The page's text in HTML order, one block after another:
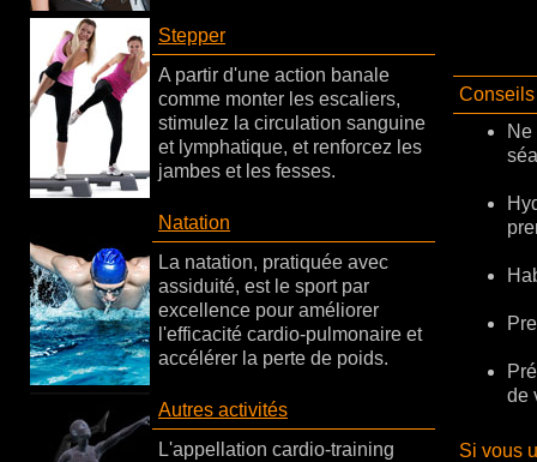
Stepper
A partir d'une action banale
comme monter les escaliers,
stimulez la circulation sanguine
et lymphatique, et renforcez les
jambes et les fesses.
Natation
La natation, pratiquée avec
assiduité, est le sport par
excellence pour améliorer
l'efficacité cardio-pulmonaire et
accélérer la perte de poids.
Autres activités
L'appellation cardio-training
de
Si vous